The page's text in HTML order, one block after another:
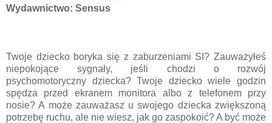
Wydawnictwo: Sensus
Twoje dziecko boryka się z zaburzeniami SI? Zauważyłeś
niepokojące sygnały, jeśli chodzi o rozwój
psychomotoryczny dziecka? Twoje dziecko wiele godzin
spędza przed ekranem monitora albo z telefonem przy
nosie? A może zauważasz u swojego dziecka zwiększoną
potrzebę ruchu, ale nie wiesz, jak go zaspokoić? A być może